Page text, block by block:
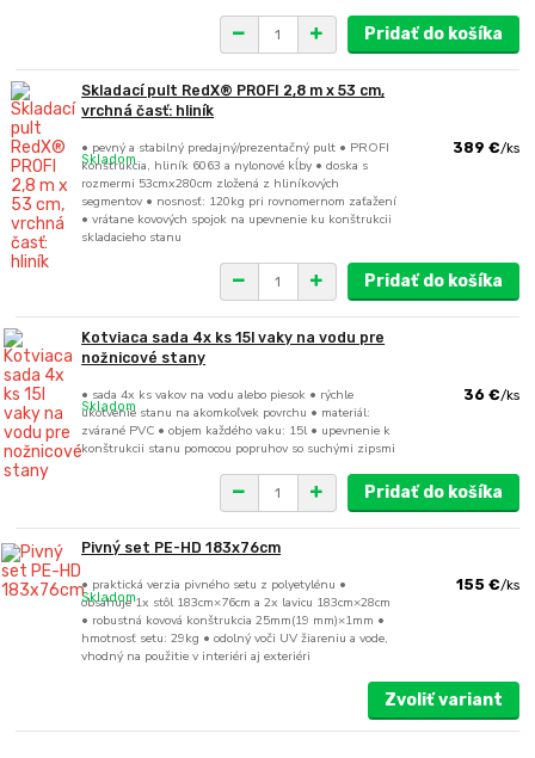
Pridať do košíka
Skladací pult RedX® PROFI 2,8 m x 53 cm,
vrchná časť: hliník
• pevný a stabilný predajný/prezentačný pult • PROFI
konštrukcia, hliník 6063 a nylonové kĺby • doska s
rozmermi 53cmx280cm zložená z hliníkových
segmentov • nosnosť: 120kg pri rovnomernom zaťažení
• vrátane kovových spojok na upevnenie ku konštrukcii
skladacieho stanu
389 €/ks
Skladom
Pridať do košíka
Kotviaca sada 4x ks 15l vaky na vodu pre
nožnicové stany
• sada 4x ks vakov na vodu alebo piesok • rýchle
ukotvenie stanu na akomkoľvek povrchu • materiál:
zvárané PVC • objem každého vaku: 15l • upevnenie k
konštrukcii stanu pomocou popruhov so suchými zipsmi
36 €/ks
Skladom
Pridať do košíka
Pivný set PE-HD 183x76cm
• praktická verzia pivného setu z polyetylénu •
obsahuje 1x stôl 183cm×76cm a 2x lavicu 183cm×28cm
• robustná kovová konštrukcia 25mm(19 mm)×1mm •
hmotnosť setu: 29kg • odolný voči UV žiareniu a vode,
vhodný na použitie v interiéri aj exteriéri
155 €/ks
Skladom
Zvoliť variant